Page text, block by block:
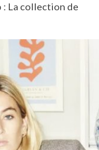
: La collection de